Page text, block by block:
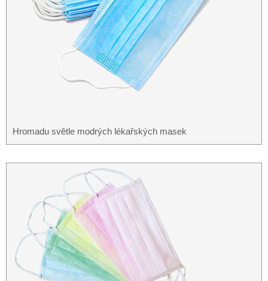
Hromadu světle modrých lékařských masek